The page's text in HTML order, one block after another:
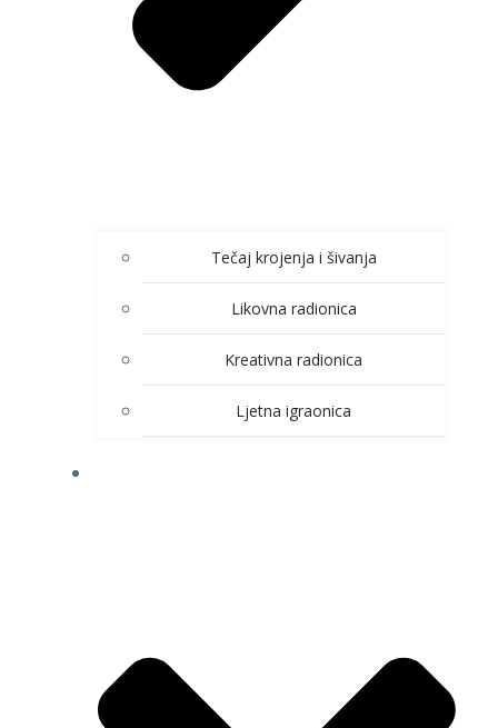
Tečaj krojenja i šivanja
Likovna radionica
Kreativna radionica
Ljetna igraonica